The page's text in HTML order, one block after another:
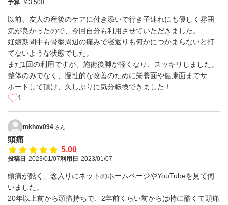
予算 ￥3,500
以前、友人の産後のケアに付き添いで行き子連れにも優しく雰囲
気が良かったので、今回自分も利用させていただきました。
妊娠期間中も骨盤周辺の痛みで寝返りも何かにつかまらないと打
てないような状態でした。
まだ1回の利用ですが、施術後脚が軽くなり、スッキリしました。
整体のみでなく、慢性的な改善のために栄養面や健康面までサ
ポートして頂け、久しぶりに気分転換できました！
1
mkhov094 さん
頭痛
5.00
投稿日 2023/01/07利用日 2023/01/07
頭痛が酷く、念入りにネットのホームページやYouTubeを見て伺
いました。
20年以上前から頭痛持ちで、2年前くらい前からは特に酷くて頭痛